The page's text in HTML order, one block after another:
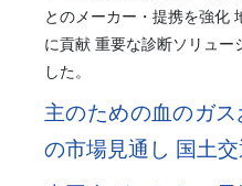
とのメーカー・提携を強化
に貢献 重要な診断ソリュー
した。
主のための血のガ
の市場見通し 国土交